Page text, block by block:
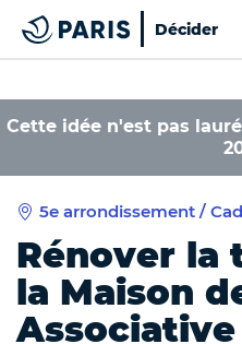
Paris
Décider
Cette idée n'est pas
5e arrondissement /
Rénover la
la Maison